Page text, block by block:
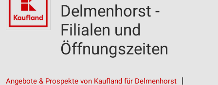
Delmenhorst -
Filialen und
Öffnungszeiten
Angebote & Prospekte von Kaufland für Delmenhorst